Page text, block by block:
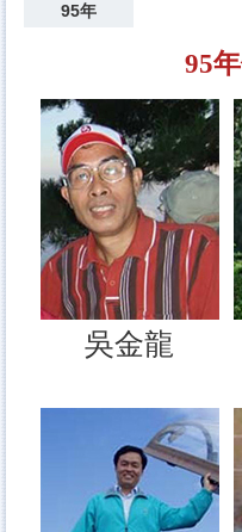
95年
95
吳金龍